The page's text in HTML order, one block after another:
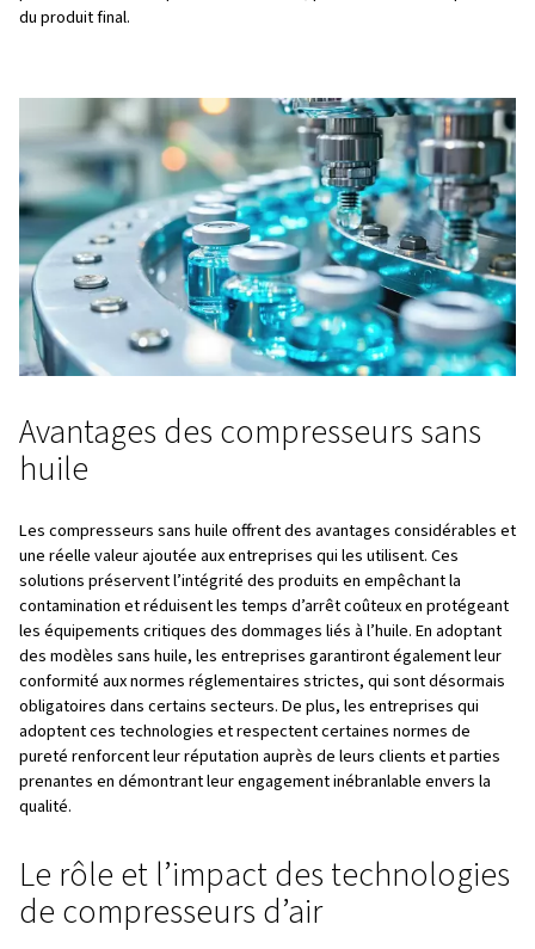
blister et le remplissage des flacons. Pendant ces
comprimé facilite les processus de séchage et de
introduire d’humidité ou d’huile. Les compresseurs sans
également idéaux à cet effet.
Automatisation et
L’air exempt d’huile empêche les dysfonctionnements
les vannes et les convoyeurs, garantissant un
et fiable.
Fermentation et produits
biopharmaceutiques
L’aération par air comprimé stérile favorise les cultures
microbiennes, où une qualité d’air compromise peut
détérioration du produit ou une défaillance du lot. Ici, les
compresseurs sans huile fournissent l’air stérile
processus, garantissant une fermentation et une
biopharmaceutiques réussies.
Processus de séchage